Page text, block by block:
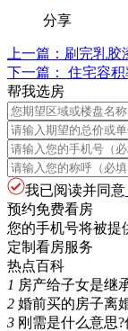
分享
上一篇： 刷完乳胶
下一篇：
住宅容
帮我选房
我已阅读并同意
预约免费看房
您的手机号将被提
定制看房服务
热点百科
1 房产给子女是继
2 婚前买的房子离
3 刚需是什么意思